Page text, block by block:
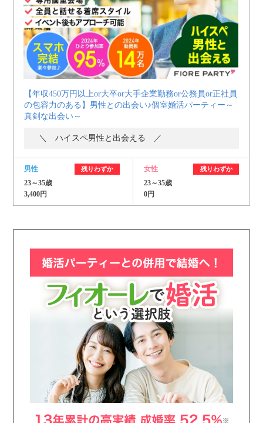
個人情報保護のため
プライバシーマークを
取得しております
【年収450万円以上or大卒or大手企業勤務or公務員or正社員
の包容力のある】男性との出会い♪個室婚活パーティー～
真剣な出会い～
＼ ハイスペ男性と出会える ／
男性 残りわずか
23～35歳
3,400円
女性 残りわずか
23～35歳
0円